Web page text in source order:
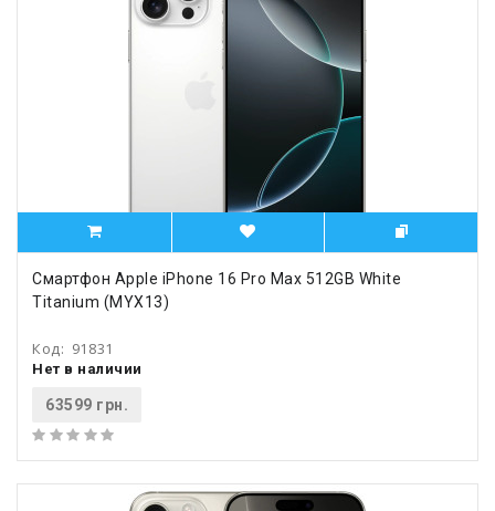
Смартфон Apple iPhone 16 Pro Max 512GB White
Titanium (MYX13)
Код: 91831
Нет в наличии
63599 грн.